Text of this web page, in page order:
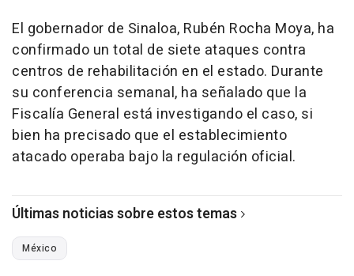
El gobernador de Sinaloa, Rubén Rocha Moya, ha
confirmado un total de siete ataques contra
centros de rehabilitación en el estado. Durante
su conferencia semanal, ha señalado que la
Fiscalía General está investigando el caso, si
bien ha precisado que el establecimiento
atacado operaba bajo la regulación oficial.
Últimas noticias sobre estos temas
México